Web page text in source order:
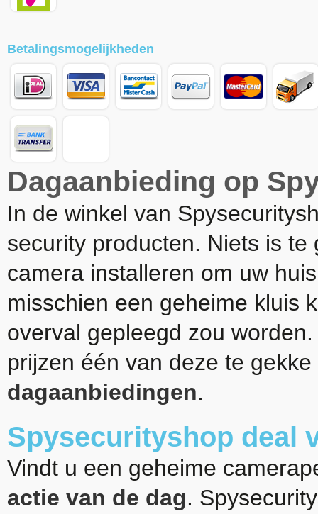
Betalingsmogelijkheden
Dagaanbieding op
In de winkel van
security producten. Niets is
camera installeren om uw
misschien een geheime kluis
overval gepleegd zou
prijzen één van deze te
dagaanbiedingen.
Spysecurityshop deal
Vindt u een geheime
actie van de dag.